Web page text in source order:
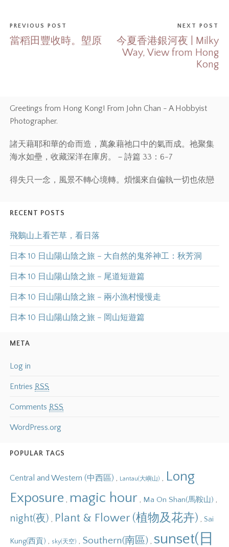
PREVIOUS POST
當稻田豐收時。塱原
NEXT POST
今夏香港銀河夜 | Milky
Way, View from Hong
Kong
Greetings from Hong Kong! From John Chan - A Hobbyist
Photographer.
諸天藉耶和華的命而造，萬象藉祂口中的氣而成。祂聚集
海水如壘，收藏深洋在庫房。－詩篇 33：6-7
得失只一念，風景不轉心境轉。煩惱來自偏執一切也依戀
RECENT POSTS
飛鵝山上看芒草，看日落
日本 10 日山陽山陰之旅 – 大自然的鬼斧神工：秋芳洞
日本 10 日山陽山陰之旅 – 尾道短遊篇
日本 10 日山陽山陰之旅 – 兩小漁村慢慢走
日本 10 日山陽山陰之旅 – 岡山短遊篇
META
Log in
Entries RSS
Comments RSS
WordPress.org
POPULAR TAGS
Central and Western (中西區) , Lantau(大嶼山) , Long
Exposure , magic hour , Ma On Shan(馬鞍山) ,
night(夜) , Plant & Flower (植物及花卉) , Sai
Kung(西貢) , sky(天空) , Southern(南區) , sunset(日